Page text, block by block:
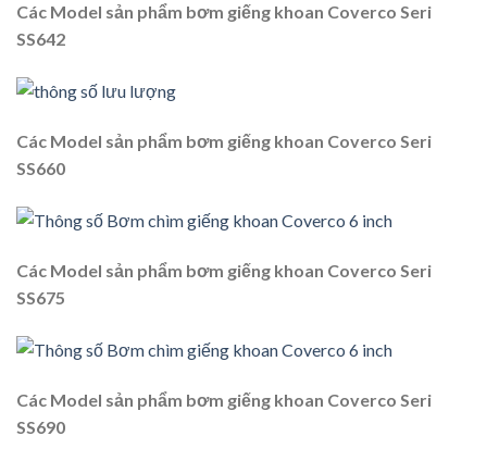
Các Model sản phẩm bơm giếng khoan Coverco Seri
SS642
Các Model sản phẩm bơm giếng khoan Coverco Seri
SS660
Các Model sản phẩm bơm giếng khoan Coverco Seri
SS675
Các Model sản phẩm bơm giếng khoan Coverco Seri
SS690